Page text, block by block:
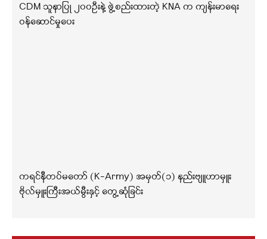
CDM သူနာပြု ၂၀၀ဦးနဲ့ ဖွဲ့စည်းထားတဲ့ KNA က ကျန်းမာရေး
ဝန်ဆောင်မှုပေး
ကရင်နီတပ်မတော် (K-Army) အမှတ်(၁) နည်းဗျူဟာမှူး
ဗိုလ်မှူးကြီးအယ်မွီးနှင့် တွေ့ဆုံခြင်း